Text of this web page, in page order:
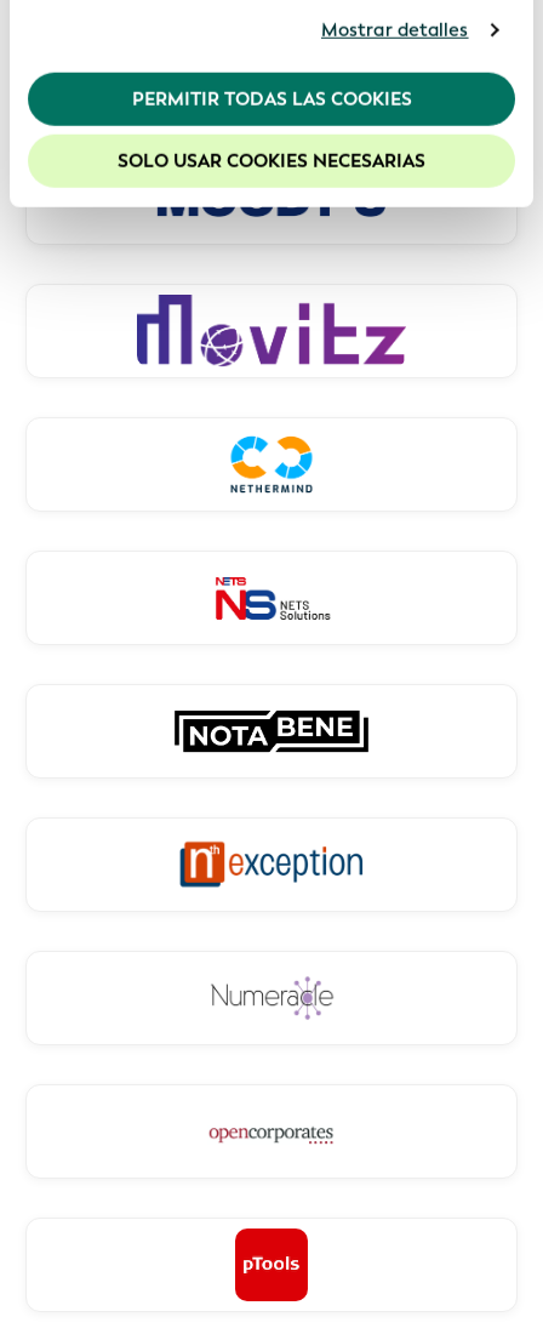
Política de
privacidad.
Recomendamos mantener activadas las cookies
para mejorar la experiencia en nuestro sitio web.
Mostrar detalles
PERMITIR TODAS LAS COOKIES
SOLO USAR COOKIES NECESARIAS